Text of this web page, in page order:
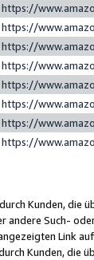
https://
https://
https://
https://
https://
https://
https://
https://
Kunden, die
andere Such-
Link
Kunden, die